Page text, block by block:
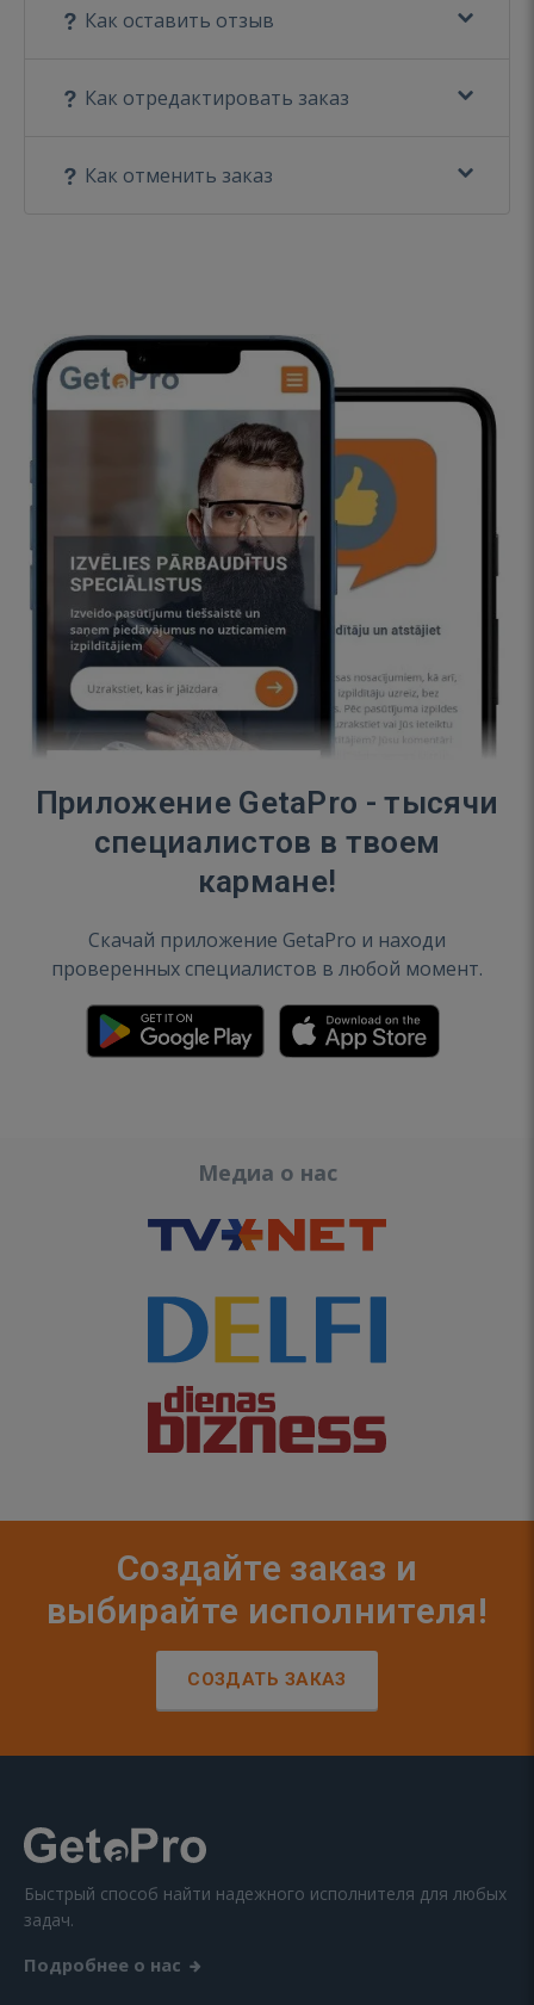
Как оставить отзыв
Как отредактировать заказ
Как отменить заказ
Приложение GetaPro - тысячи
специалистов в твоем
кармане!
Скачай приложение GetaPro и находи
проверенных специалистов в любой момент.
Медиа о нас
Создайте заказ и
выбирайте исполнителя!
СОЗДАТЬ ЗАКАЗ
Быстрый способ найти надежного исполнителя для любых
задач.
Подробнее о нас